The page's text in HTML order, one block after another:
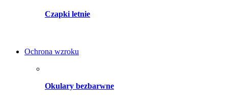
Czapki letnie
Ochrona wzroku
Okulary bezbarwne